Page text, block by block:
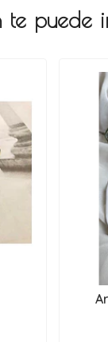
te puede